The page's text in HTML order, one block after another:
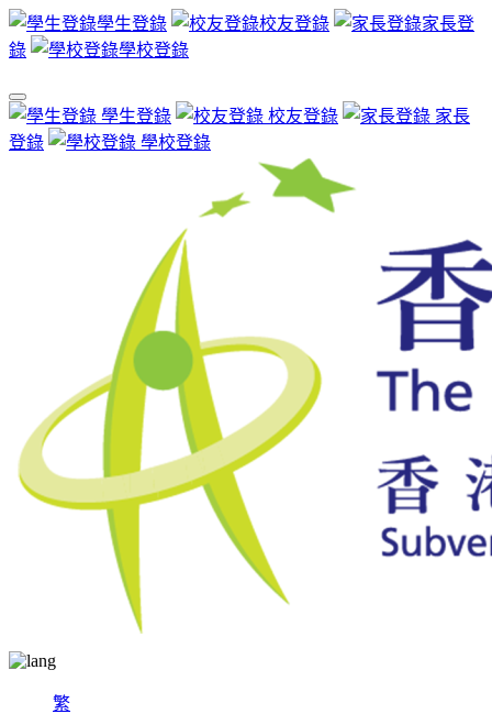
學生登錄 校友登錄
家長登
錄
學校登錄
學生登錄 校友登錄
家長
登錄
學校登錄
繁